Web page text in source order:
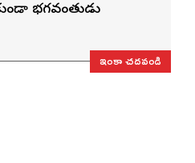
భగవంతుడు
ఇంకా చదవండి